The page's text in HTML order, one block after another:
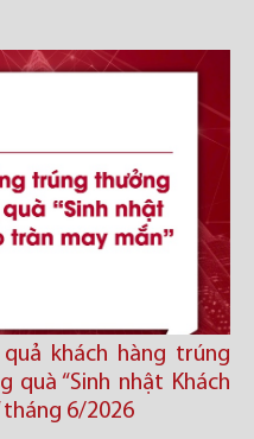
khách hàng trúng
“Sinh nhật Khách
tháng 6/2026